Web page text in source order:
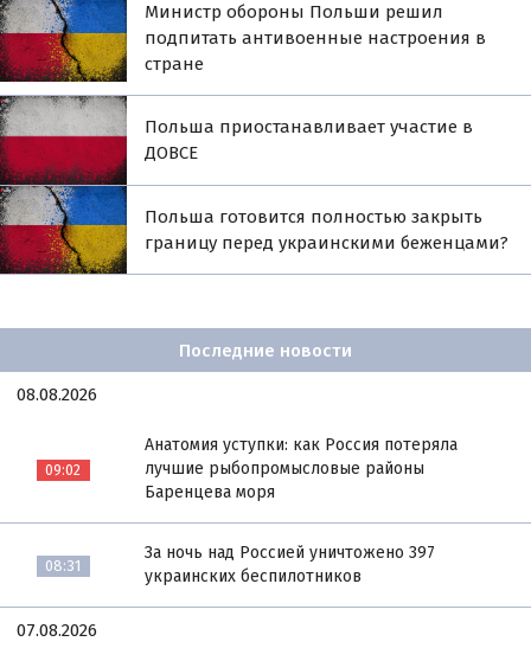
Министр обороны Польши решил
подпитать антивоенные настроения в
стране
Польша приостанавливает участие в
ДОВСЕ
Польша готовится полностью закрыть
границу перед украинскими беженцами?
Последние новости
08.08.2026
09:02
Анатомия уступки: как Россия потеряла
лучшие рыбопромысловые районы
Баренцева моря
08:31
За ночь над Россией уничтожено 397
украинских беспилотников
07.08.2026